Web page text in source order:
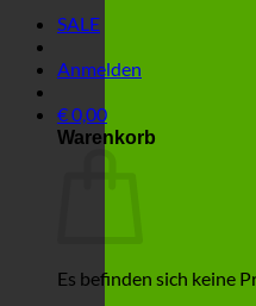
SALE
Anmelden
€0,00
Warenkorb
Es befinden sich keine